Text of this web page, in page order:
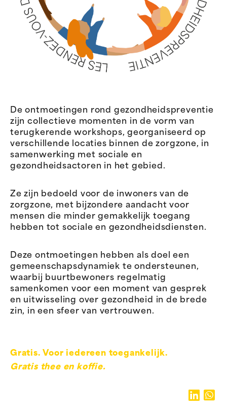
De ontmoetingen rond gezondheidspreventie
zijn collectieve momenten in de vorm van
terugkerende workshops, georganiseerd op
verschillende locaties binnen de zorgzone, in
samenwerking met sociale en
gezondheidsactoren in het gebied.
Ze zijn bedoeld voor de inwoners van de
zorgzone, met bijzondere aandacht voor
mensen die minder gemakkelijk toegang
hebben tot sociale en gezondheidsdiensten.
Deze ontmoetingen hebben als doel een
gemeenschapsdynamiek te ondersteunen,
waarbij buurtbewoners regelmatig
samenkomen voor een moment van gesprek
en uitwisseling over gezondheid in de brede
zin, in een sfeer van vertrouwen.
Gratis. Voor iedereen toegankelijk.
Gratis thee en koffie.